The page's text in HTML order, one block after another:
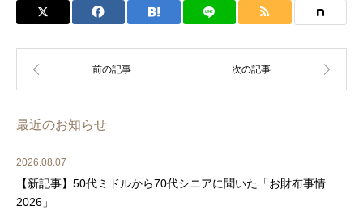
最近のお知らせ
2026.08.07
【新記事】50代ミドルから70代シニアに聞いた「お財布事情
2026」